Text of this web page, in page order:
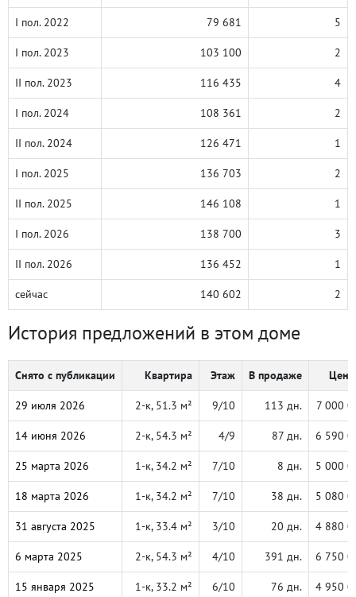
I пол. 2022 79 681 5
I пол. 2023 103 100 2
II пол. 2023 116 435 4
I пол. 2024 108 361 2
II пол. 2024 126 471 1
I пол. 2025 136 703 2
II пол. 2025 146 108 1
I пол. 2026 138 700 3
II пол. 2026 136 452 1
сейчас 140 602 2
История предложений в этом доме
Снято с публикации Квартира Этаж В продаже
29 июля 2026 2-к, 51.3 м² 9/10 113 дн. 7 000
14 июня 2026 2-к, 54.3 м² 4/9 87 дн. 6 590
25 марта 2026 1-к, 34.2 м² 7/10 8 дн. 5 000
18 марта 2026 1-к, 34.2 м² 7/10 38 дн. 5 080
31 августа 2025 1-к, 33.4 м² 3/10 20 дн. 4 880
6 марта 2025 2-к, 54.3 м² 4/10 391 дн. 6 750
15 января 2025 1-к, 33.2 м² 6/10 76 дн. 4 950